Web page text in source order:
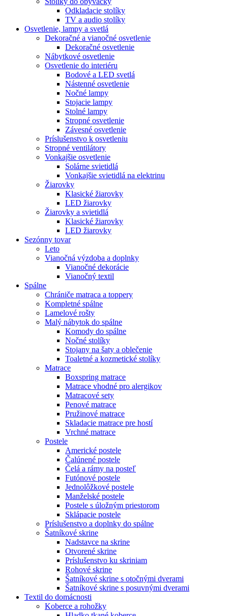
Odkladacie stolíky
TV a audio stolíky
Osvetlenie, lampy a svetlá
Dekoračné a vianočné osvetlenie
Dekoračné osvetlenie
Nábytkové osvetlenie
Osvetlenie do interiéru
Bodové a LED svetlá
Nástenné osvetlenie
Nočné lampy
Stojacie lampy
Stolné lampy
Stropné osvetlenie
Závesné osvetlenie
Príslušenstvo k osvetleniu
Stropné ventilátory
Vonkajšie osvetlenie
Solárne svietidlá
Vonkajšie svietidlá na elektrinu
Žiarovky
Klasické žiarovky
LED žiarovky
Žiarovky a svietidlá
Klasické žiarovky
LED žiarovky
Sezónny tovar
Leto
Vianočná výzdoba a doplnky
Vianočné dekorácie
Vianočný textil
Spálne
Chrániče matraca a toppery
Kompletné spálne
Lamelové rošty
Malý nábytok do spálne
Komody do spálne
Nočné stolíky
Stojany na šaty a oblečenie
Toaletné a kozmetické stolíky
Matrace
Boxspring matrace
Matrace vhodné pro alergikov
Matracové sety
Penové matrace
Pružinové matrace
Skladacie matrace pre hostí
Vrchné matrace
Postele
Americké postele
Čalúnené postele
Čelá a rámy na posteľ
Futónové postele
Jednolôžkové postele
Manželské postele
Postele s úložným priestorom
Sklápacie postele
Príslušenstvo a doplnky do spálne
Šatníkové skrine
Nadstavce na skrine
Otvorené skrine
Príslušenstvo ku skriniam
Rohové skrine
Šatníkové skrine s otočnými dverami
Šatníkové skrine s posuvnými dverami
Textil do domácnosti
Koberce a rohožky